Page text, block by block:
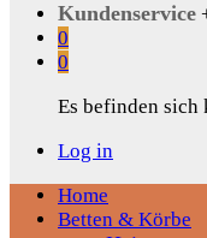
Kundenservice
0
0
Es befinden sich
Log in
Home
Betten & Körbe